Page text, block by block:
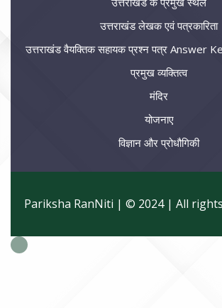
उत्तराखंड लेखक एवं पत्रकारिता
उत्तराखंड वैयक्तिक सहायक प्रश्न पत्र Answer
प्रमुख व्यक्तित्व
मंदिर
योजनाए
विज्ञान और प्रोधौगिकी
Pariksha RanNiti | © 2024 | All